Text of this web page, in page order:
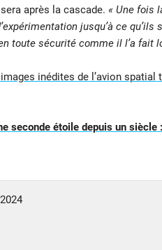
après la cascade. « Une fois
jusqu’à ce
toute sécurité comme il l’a fait
inédites de l’avion spatial
seconde étoile depuis un